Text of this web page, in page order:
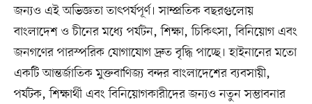
জন্যও এই অভিজ্ঞতা তাৎপর্যপূর্ণ। সাম্প্রতিক বছরগুলোয়
বাংলাদেশ ও চীনের মধ্যে পর্যটন, শিক্ষা, চিকিৎসা, বিনিয়োগ এবং
জনগণের পারস্পরিক যোগাযোগ দ্রুত বৃদ্ধি পাচ্ছে। হাইনানের মতো
একটি আন্তর্জাতিক মুক্তবাণিজ্য বন্দর বাংলাদেশের ব্যবসায়ী,
পর্যটক, শিক্ষার্থী এবং বিনিয়োগকারীদের জন্যও নতুন সম্ভাবনার